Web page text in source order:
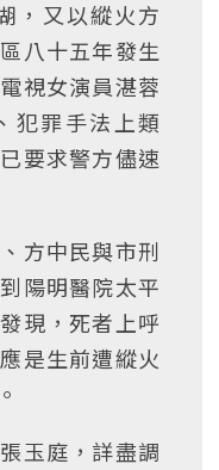
，又以縱火方
八十五年發生
視女演員湛蓉
犯罪手法上類
要求警方儘速
方中民與市刑
陽明醫院太平
現，死者上呼
是生前遭縱火
玉庭，詳盡調